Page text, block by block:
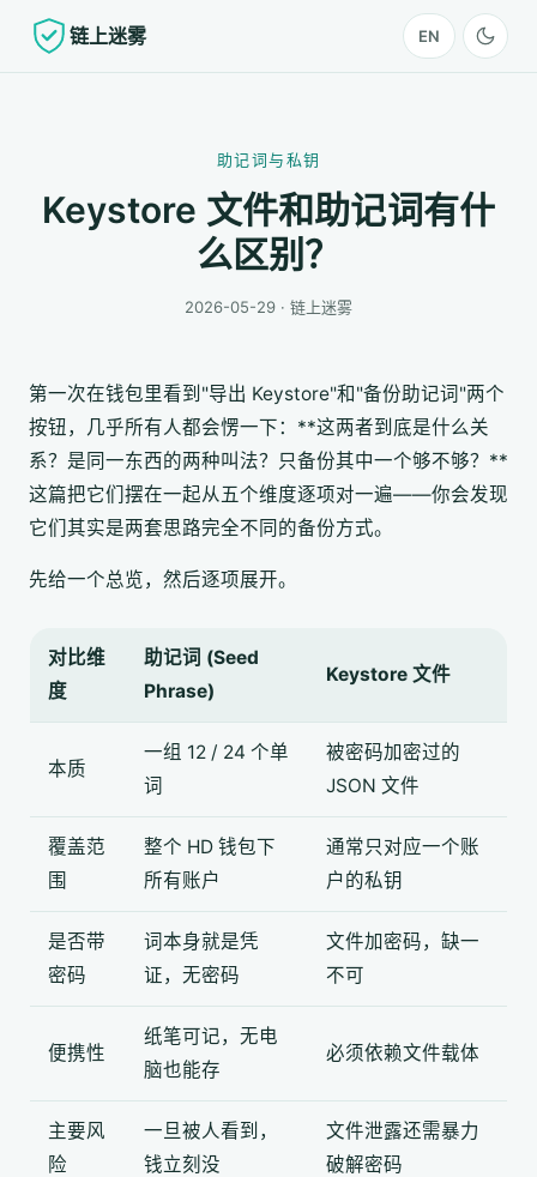
链上迷雾 EN
助记词与私钥
Keystore 文件和助记词有什
么区别？
2026-05-29 · 链上迷雾
第一次在钱包里看到"导出 Keystore"和"备份助记词"两个
按钮，几乎所有人都会愣一下：**这两者到底是什么关
系？是同一东西的两种叫法？只备份其中一个够不够？**
这篇把它们摆在一起从五个维度逐项对一遍——你会发现
它们其实是两套思路完全不同的备份方式。
先给一个总览，然后逐项展开。
对比维
度
助记词 (Seed
Phrase)
Keystore 文件
本质
一组 12 / 24 个单
词
被密码加密过的
JSON 文件
覆盖范
围
整个 HD 钱包下
所有账户
通常只对应一个账
户的私钥
是否带
密码
词本身就是凭
证，无密码
文件加密码，缺一
不可
便携性
纸笔可记，无电
脑也能存
必须依赖文件载体
主要风
险
一旦被人看到，
钱立刻没
文件泄露还需暴力
破解密码